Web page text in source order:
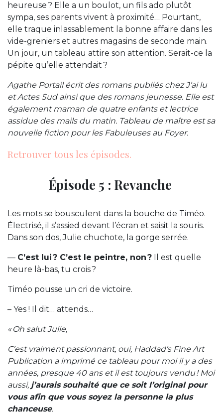
heureuse ? Elle a un boulot, un fils ado plutôt
sympa, ses parents vivent à proximité… Pourtant,
elle traque inlassablement la bonne affaire dans les
vide-greniers et autres magasins de seconde main.
Un jour, un tableau attire son attention. Serait-ce la
pépite qu’elle attendait ?
Agathe Portail écrit des romans publiés chez J’ai lu
et Actes Sud ainsi que des romans jeunesse. Elle est
également maman de quatre enfants et lectrice
assidue des mails du matin. Tableau de maître est sa
nouvelle fiction pour les Fabuleuses au Foyer.
Retrouver tous les épisodes.
Épisode 5 : Revanche
Les mots se bousculent dans la bouche de Timéo.
Électrisé, il s’assied devant l’écran et saisit la souris.
Dans son dos, Julie chuchote, la gorge serrée.
— C’est lui ? C’est le peintre, non ? Il est quelle
heure là-bas, tu crois ?
Timéo pousse un cri de victoire.
– Yes ! Il dit… attends…
« Oh salut Julie,
C’est vraiment passionnant, oui, Haddad’s Fine Art
Publication a imprimé ce tableau pour moi il y a des
années, presque 40 ans et il est toujours vendu ! Moi
aussi, j’aurais souhaité que ce soit l’original pour
vous afin que vous soyez la personne la plus
chanceuse.